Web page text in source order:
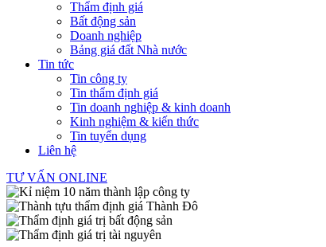
Thẩm định giá
Bất động sản
Doanh nghiệp
Bảng giá đất Nhà nước
Tin tức
Tin công ty
Tin thẩm định giá
Tin doanh nghiệp & kinh doanh
Kinh nghiệm & kiến thức
Tin tuyển dụng
Liên hệ
TƯ VẤN ONLINE